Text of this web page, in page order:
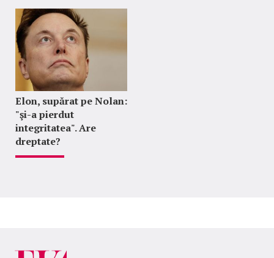
Elon, supărat pe Nolan:
"şi-a pierdut
integritatea". Are
dreptate?